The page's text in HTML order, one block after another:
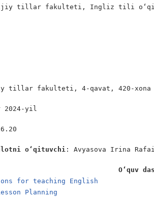
tillar fakulteti, Ingliz tili
tillar fakulteti, 4-qavat, 420-xona
2024-yil
o‘qituvchi: Avyasova Irina
O‘quv
for teaching English
Planning